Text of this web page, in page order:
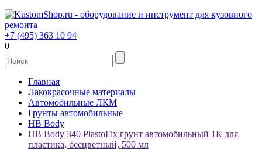
+7 (495) 363 10 94
0
Главная
Лакокрасочные материалы
Автомобильные ЛКМ
Грунты автомобильные
HB Body
HB Body 340 PlastoFix грунт автомобильный 1К для
пластика, бесцветный, 500 мл